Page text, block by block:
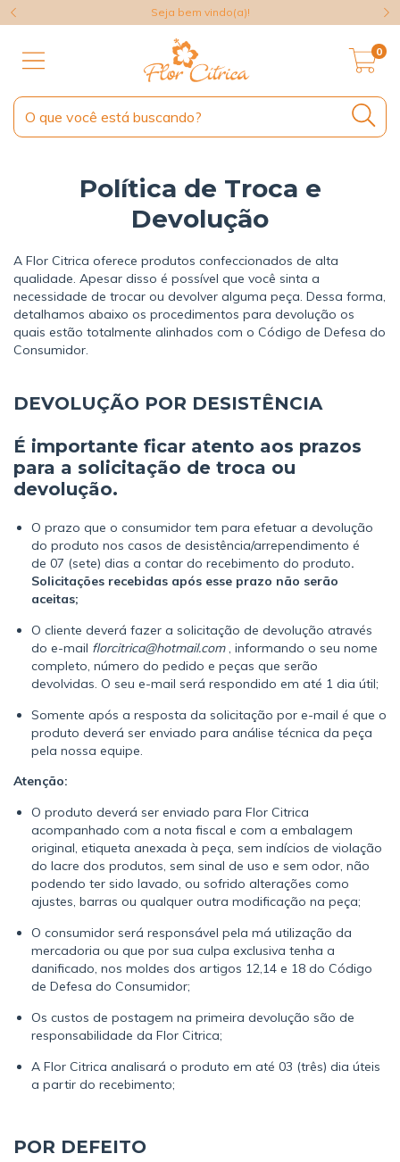
Seja bem vindo(a)!
0
Política de Troca e
Devolução
A Flor Citrica oferece produtos confeccionados de alta
qualidade. Apesar disso é possível que você sinta a
necessidade de trocar ou devolver alguma peça. Dessa forma,
detalhamos abaixo os procedimentos para devolução os
quais estão totalmente alinhados com o Código de Defesa do
Consumidor.
DEVOLUÇÃO POR DESISTÊNCIA
É importante ficar atento aos prazos
para a solicitação de troca ou
devolução.
O prazo que o consumidor tem para efetuar a devolução
do produto nos casos de desistência/arrependimento é
de 07 (sete) dias a contar do recebimento do produto.
Solicitações recebidas após esse prazo não serão
aceitas;
O cliente deverá fazer a solicitação de devolução através
do e-mail florcitrica@hotmail.com, informando o seu nome
completo, número do pedido e peças que serão
devolvidas. O seu e-mail será respondido em até 1 dia útil;
Somente após a resposta da solicitação por e-mail é que o
produto deverá ser enviado para análise técnica da peça
pela nossa equipe.
Atenção:
O produto deverá ser enviado para Flor Citrica
acompanhado com a nota fiscal e com a embalagem
original, etiqueta anexada à peça, sem indícios de violação
do lacre dos produtos, sem sinal de uso e sem odor, não
podendo ter sido lavado, ou sofrido alterações como
ajustes, barras ou qualquer outra modificação na peça;
O consumidor será responsável pela má utilização da
mercadoria ou que por sua culpa exclusiva tenha a
danificado, nos moldes dos artigos 12,14 e 18 do Código
de Defesa do Consumidor;
Os custos de postagem na primeira devolução são de
responsabilidade da Flor Citrica;
A Flor Citrica analisará o produto em até 03 (três) dia úteis
a partir do recebimento;
POR DEFEITO